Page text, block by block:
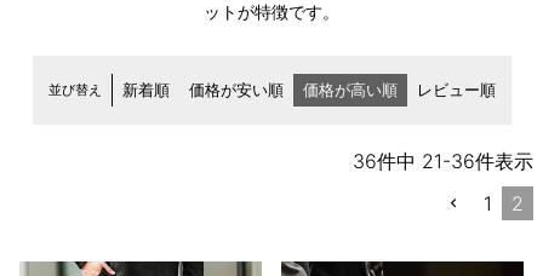
ットが特徴です。
並び替え 新着順 価格が安い順 価格が高い順 レビュー順
36件中 21-36件表示
1
2